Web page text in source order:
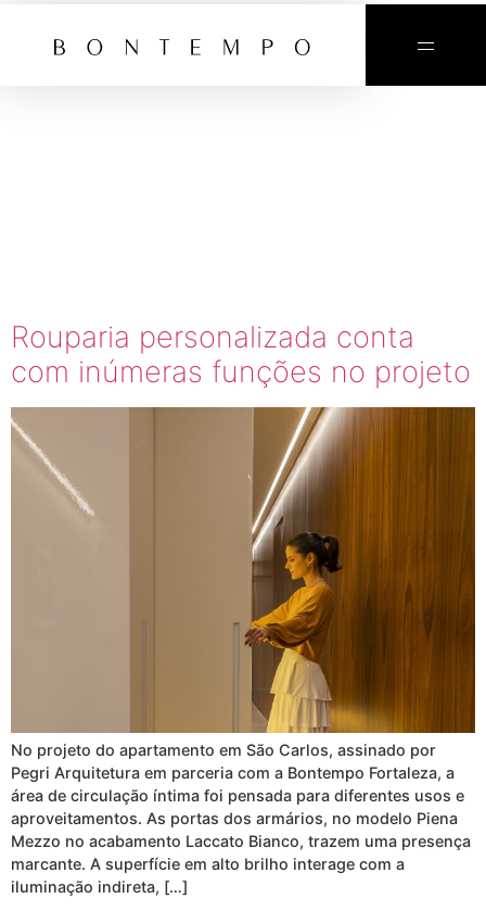
Rouparia personalizada conta
com inúmeras funções no projeto
No projeto do apartamento em São Carlos, assinado por
Pegri Arquitetura em parceria com a Bontempo Fortaleza, a
área de circulação íntima foi pensada para diferentes usos e
aproveitamentos. As portas dos armários, no modelo Piena
Mezzo no acabamento Laccato Bianco, trazem uma presença
marcante. A superfície em alto brilho interage com a
iluminação indireta, […]